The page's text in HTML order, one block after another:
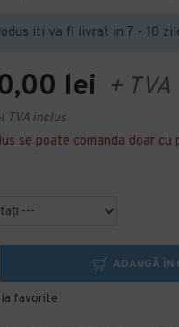
iti va fi livrat in 7 - 10
lei + TVA
TVA inclus
se poate comanda doar cu
ADAUGĂ ÎN
la favorite